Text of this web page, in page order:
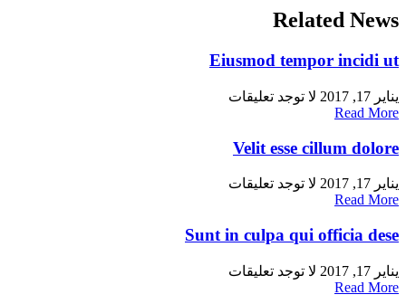
Related News
Eiusmod tempor incidi ut
يناير 17, 2017
لا توجد تعليقات
Read More
Velit esse cillum dolore
يناير 17, 2017
لا توجد تعليقات
Read More
Sunt in culpa qui officia dese
يناير 17, 2017
لا توجد تعليقات
Read More